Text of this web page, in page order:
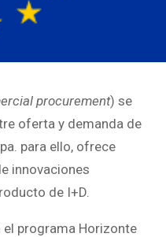
procurement) se
oferta y demanda de
para ello, ofrece
innovaciones
de I+D.
el programa Horizonte